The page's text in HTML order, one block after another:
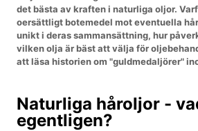
det bästa av kraften i naturliga oljor.
oersättligt botemedel mot eventuella
unikt i deras sammansättning, hur
vilken olja är bäst att välja för
att läsa historien om "guldmedaljörer"
Naturliga håroljor -
egentligen?